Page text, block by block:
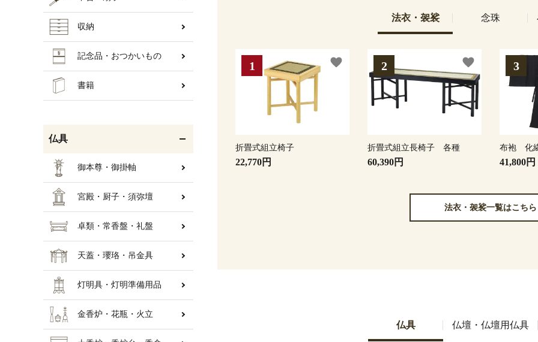
法衣・袈裟 念珠
折畳式組立椅子
22,770円
favorite
折畳式組立長椅子 各種
60,390円
favorite
布袍 化
41,800円
法衣・袈裟一覧はこちら
仏具 仏壇・仏壇用仏具
収納
記念品・おつかいもの
書籍
仏具
御本尊・御掛軸
宮殿・厨子・須弥壇
卓類・常香盤・礼盤
天蓋・瓔珞・吊金具
灯明具・灯明準備用品
金香炉・花瓶・火立